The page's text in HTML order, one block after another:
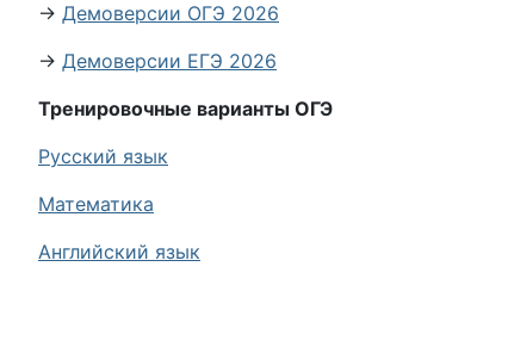
→ Демоверсии ОГЭ 2026
→ Демоверсии ЕГЭ 2026
Тренировочные варианты ОГЭ
Русский язык
Математика
Английский язык